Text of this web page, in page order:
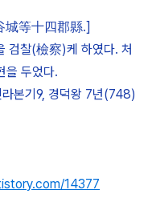
城等十四郡縣.]
검찰(檢察)케 하였다. 처
을 두었다.
본기9, 경덕왕 7년(748)
14377